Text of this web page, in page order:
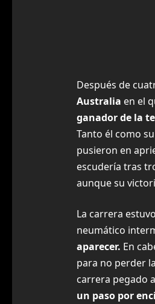
Después de
Australia en el
ganador de la
Tanto él como
pusieron en
escudería tras
aunque su
La carrera
neumático
aparecer. En
para no perder
carrera pegado
un paso por